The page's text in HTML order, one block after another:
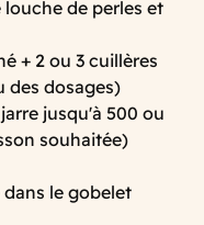
de perles et
+ 2 ou 3 cuillères
des dosages)
jusqu'à 500 ou
souhaitée)
dans le gobelet